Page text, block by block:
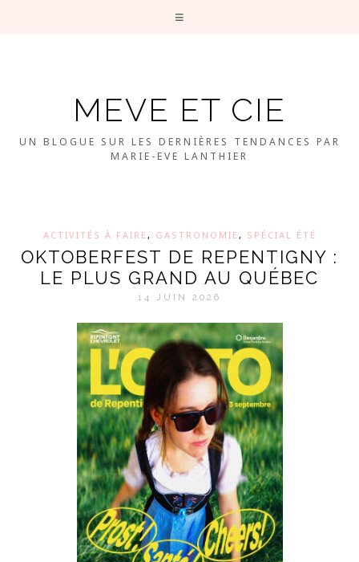
MEVE ET CIE
UN BLOGUE SUR LES DERNIÈRES TENDANCES PAR
MARIE-EVE LANTHIER
ACTIVITÉS À FAIRE, GASTRONOMIE, SPÉCIAL ÉTÉ
OKTOBERFEST DE REPENTIGNY :
LE PLUS GRAND AU QUÉBEC
14 JUIN 2026